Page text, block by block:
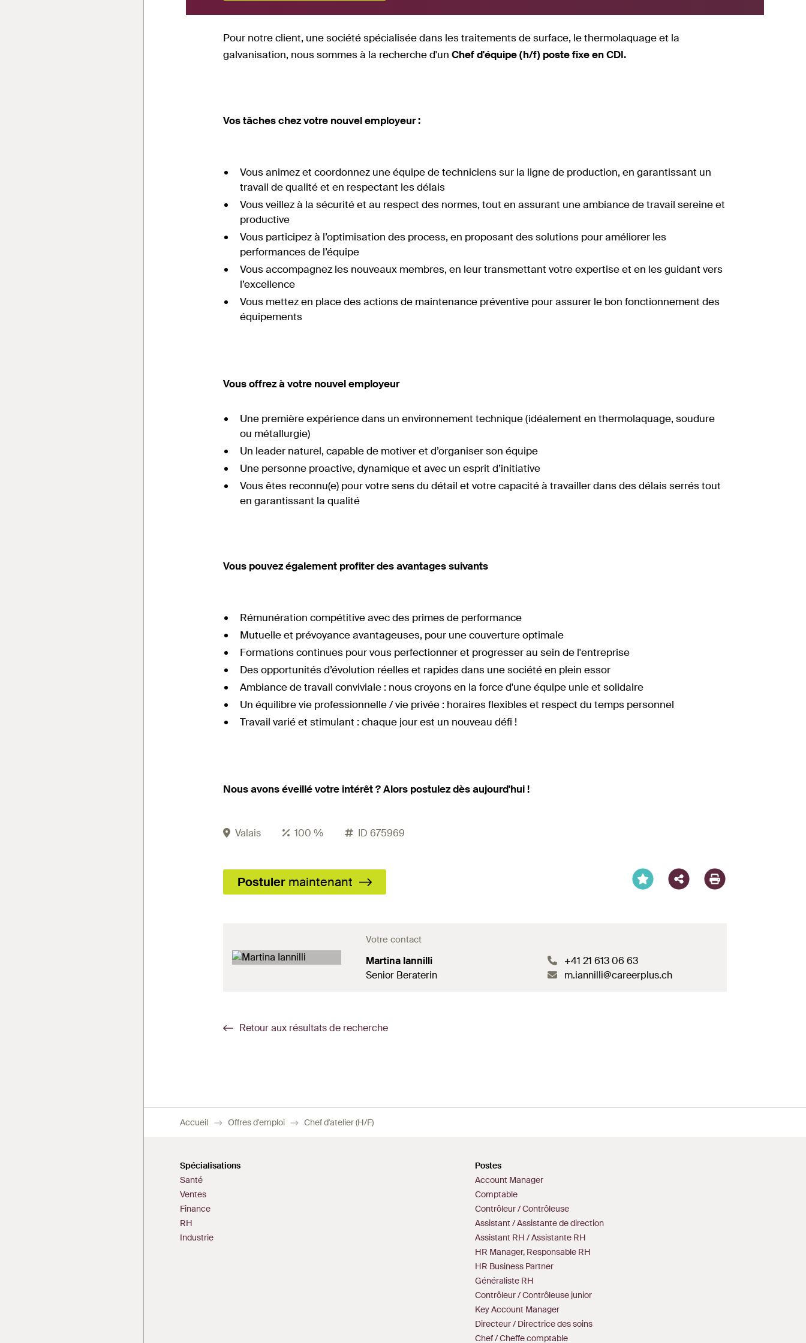
Pour notre client, une société spécialisée dans les traitements de surface, le thermolaquage et la
galvanisation, nous sommes à la recherche d'un Chef d'équipe (h/f) poste fixe en CDI.
Vos tâches chez votre nouvel employeur :
Vous animez et coordonnez une équipe de techniciens sur la ligne de production, en garantissant un
travail de qualité et en respectant les délais
Vous veillez à la sécurité et au respect des normes, tout en assurant une ambiance de travail sereine et
productive
Vous participez à l’optimisation des process, en proposant des solutions pour améliorer les
performances de l’équipe
Vous accompagnez les nouveaux membres, en leur transmettant votre expertise et en les guidant vers
l’excellence
Vous mettez en place des actions de maintenance préventive pour assurer le bon fonctionnement des
équipements
Vous offrez à votre nouvel employeur
Une première expérience dans un environnement technique (idéalement en thermolaquage, soudure
ou métallurgie)
Un leader naturel, capable de motiver et d’organiser son équipe
Une personne proactive, dynamique et avec un esprit d’initiative
Vous êtes reconnu(e) pour votre sens du détail et votre capacité à travailler dans des délais serrés tout
en garantissant la qualité
Vous pouvez également profiter des avantages suivants
Rémunération compétitive avec des primes de performance
Mutuelle et prévoyance avantageuses, pour une couverture optimale
Formations continues pour vous perfectionner et progresser au sein de l'entreprise
Des opportunités d’évolution réelles et rapides dans une société en plein essor
Ambiance de travail conviviale : nous croyons en la force d'une équipe unie et solidaire
Un équilibre vie professionnelle / vie privée : horaires flexibles et respect du temps personnel
Travail varié et stimulant : chaque jour est un nouveau défi !
Nous avons éveillé votre intérêt ? Alors postulez dès aujourd'hui !
Valais 100 % ID 675969
Postuler maintenant
Votre contact
Martina Iannilli
Senior Beraterin
+41 21 613 06 63
m.iannilli@careerplus.ch
Retour aux résultats de recherche
Accueil Offres d'emploi Chef d'atelier (H/F)
Spécialisations
Santé
Ventes
Finance
RH
Industrie
Postes
Account Manager
Comptable
Contrôleur / Contrôleuse
Assistant / Assistante de direction
Assistant RH / Assistante RH
HR Manager, Responsable RH
HR Business Partner
Généraliste RH
Contrôleur / Contrôleuse junior
Key Account Manager
Directeur / Directrice des soins
Chef / Cheffe comptable